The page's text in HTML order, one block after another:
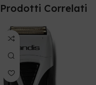
Prodotti Correlati